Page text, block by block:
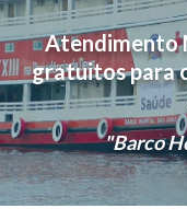
Inscreva-se
Santuário
Atendimento
gratuitos para
"Barco
Querer
drogas, o
excluído, o
enfim, tudo
Ser
Comece fazendo
que é
"São